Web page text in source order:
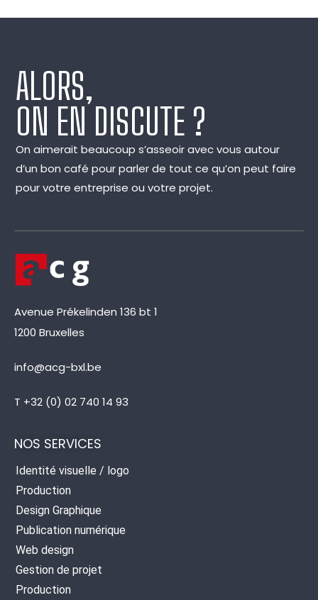
ALORS,
ON EN DISCUTE ?
On aimerait beaucoup s’asseoir avec vous autour
d’un bon café pour parler de tout ce qu’on peut faire
pour votre entreprise ou votre projet.
Avenue Prékelinden 136 bt 1
1200 Bruxelles
info@acg-bxl.be
T +32 (0) 02 740 14 93
NOS SERVICES
Identité visuelle / logo
Production
Design Graphique
Publication numérique
Web design
Gestion de projet
Production